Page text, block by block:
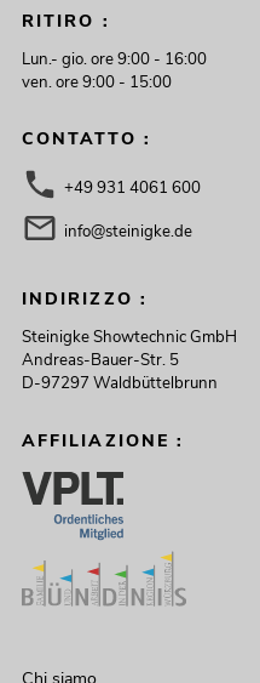
RITIRO :
Lun.- gio. ore 9:00 - 16:00
ven. ore 9:00 - 15:00
CONTATTO :
+49 931 4061 600
info@steinigke.de
INDIRIZZO :
Steinigke Showtechnic GmbH
Andreas-Bauer-Str. 5
D-97297 Waldbüttelbrunn
AFFILIAZIONE :